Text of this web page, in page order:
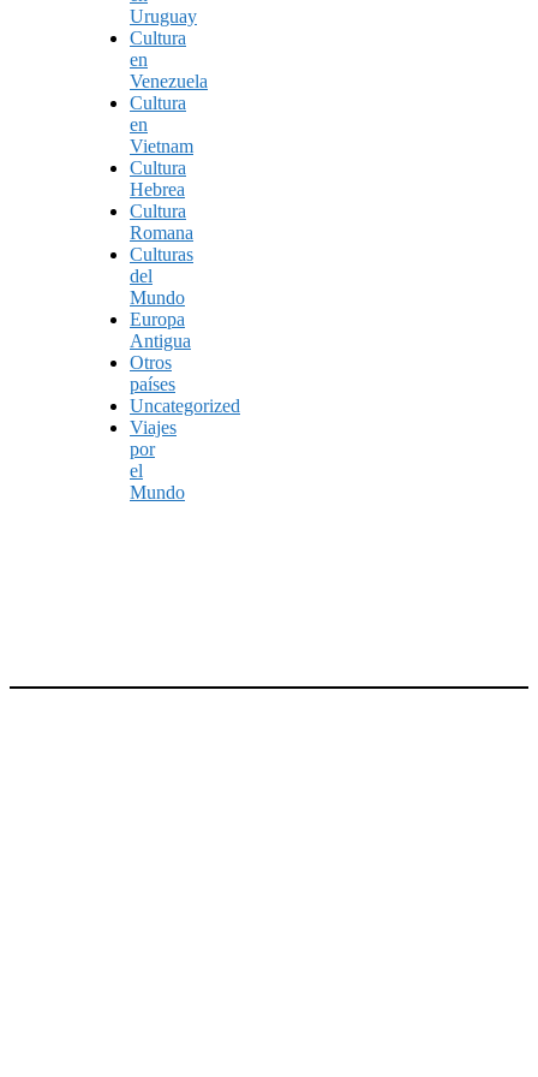
Uruguay
Cultura
en
Venezuela
Cultura
en
Vietnam
Cultura
Hebrea
Cultura
Romana
Culturas
del
Mundo
Europa
Antigua
Otros
países
Uncategorized
Viajes
por
el
Mundo